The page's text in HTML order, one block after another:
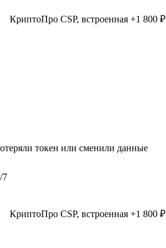
КриптоПро CSP, встроенная +1 800 ₽
токен или сменили данные
7
КриптоПро CSP, встроенная +1 800 ₽